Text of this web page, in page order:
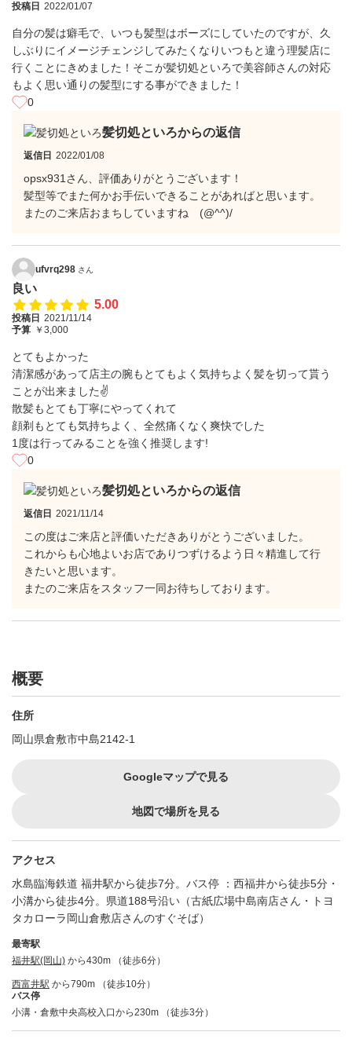
投稿日 2022/01/07
自分の髪は癖毛で、いつも髪型はボーズにしていたのですが、久
しぶりにイメージチェンジしてみたくなりいつもと違う理髪店に
行くことにきめました！そこが髪切処といろで美容師さんの対応
もよく思い通りの髪型にする事ができました！
0
髪切処といろからの返信
返信日 2022/01/08
opsx931さん、評価ありがとうございます！
髪型等でまた何かお手伝いできることがあればと思います。
またのご来店おまちしていますね (@^^)/
ufvrq298 さん
良い
5.00
投稿日 2021/11/14
予算 ￥3,000
とてもよかった
清潔感があって店主の腕もとてもよく気持ちよく髪を切って貰う
ことが出来ました✌️
散髪もとても丁寧にやってくれて
顔剃もとても気持ちよく、全然痛くなく爽快でした
1度は行ってみることを強く推奨します!
0
髪切処といろからの返信
返信日 2021/11/14
この度はご来店と評価いただきありがとうございました。
これからも心地よいお店でありつずけるよう日々精進して行
きたいと思います。
またのご来店をスタッフ一同お待ちしております。
概要
住所
岡山県倉敷市中島2142-1
Googleマップで見る
地図で場所を見る
アクセス
水島臨海鉄道 福井駅から徒歩7分。バス停 ：西福井から徒歩5分・
小溝から徒歩4分。県道188号沿い（古紙広場中島南店さん・トヨ
タカローラ岡山倉敷店さんのすぐそば）
最寄駅
福井駅(岡山) から430m （徒歩6分）
西富井駅 から790m （徒歩10分）
バス停
小溝・倉敷中央高校入口から230m （徒歩3分）